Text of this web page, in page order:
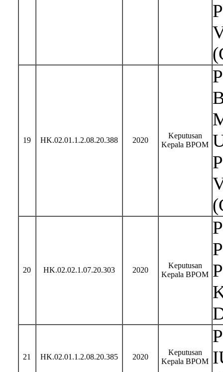
19 HK.02.01.1.2.08.20.388 2020
Keputusan
Kepala BPOM
20 HK.02.02.1.07.20.303 2020
Keputusan
Kepala BPOM
21 HK.02.01.1.2.08.20.385 2020
Keputusan
Kepala BPOM